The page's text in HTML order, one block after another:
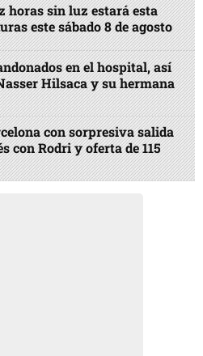
horas sin luz estará esta
este sábado 8 de agosto
en el hospital, así
Hilsaca y su hermana
con sorpresiva salida
con Rodri y oferta de 115